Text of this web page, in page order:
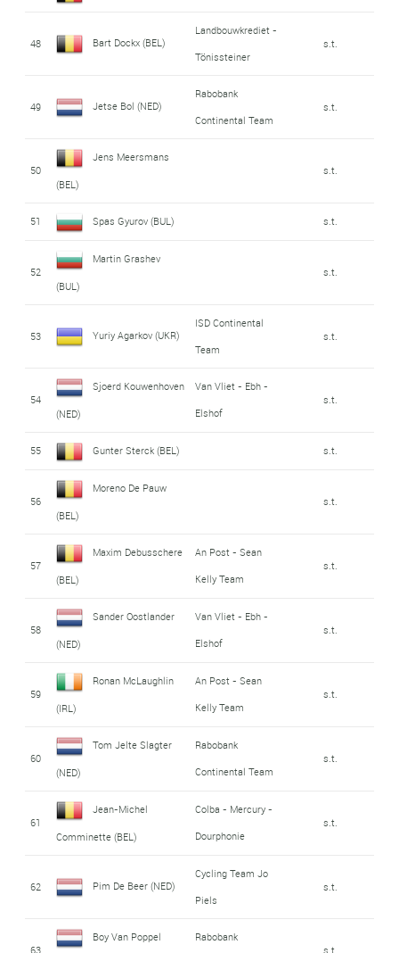
48 Bart Dockx (BEL)
Landbouwkrediet -
Tönissteiner
s.t.
49 Jetse Bol (NED)
Rabobank
Continental Team
s.t.
50
Jens Meersmans
(BEL)
s.t.
51 Spas Gyurov (BUL) s.t.
52
Martin Grashev
(BUL)
s.t.
53 Yuriy Agarkov (UKR)
ISD Continental
Team
s.t.
54
Sjoerd Kouwenhoven
(NED)
Van Vliet - Ebh -
Elshof
s.t.
55 Gunter Sterck (BEL) s.t.
56
Moreno De Pauw
(BEL)
s.t.
57
Maxim Debusschere
(BEL)
An Post - Sean
Kelly Team
s.t.
58
Sander Oostlander
(NED)
Van Vliet - Ebh -
Elshof
s.t.
59
Ronan McLaughlin
(IRL)
An Post - Sean
Kelly Team
s.t.
60
Tom Jelte Slagter
(NED)
Rabobank
Continental Team
s.t.
61
Jean-Michel
Comminette (BEL)
Colba - Mercury -
Dourphonie
s.t.
62 Pim De Beer (NED)
Cycling Team Jo
Piels
s.t.
63
Boy Van Poppel
Rabobank
s.t.